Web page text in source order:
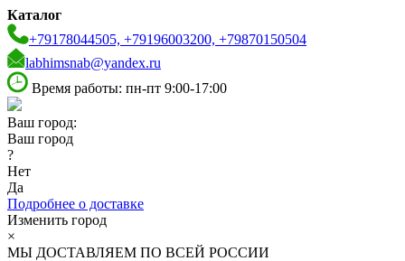
Каталог
+79178044505, +79196003200, +79870150504
labhimsnab@yandex.ru
Время работы: пн-пт 9:00-17:00
Ваш город:
Ваш город
?
Нет
Да
Подробнее о доставке
Изменить город
×
МЫ ДОСТАВЛЯЕМ ПО ВСЕЙ РОССИИ